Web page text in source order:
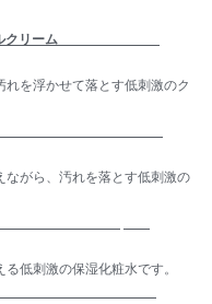
グジェルクリーム
を浮かせて落とす低刺激のク
顔フォーム
ながら、汚れを落とす低刺激の
ローション
低刺激の保湿化粧水です。